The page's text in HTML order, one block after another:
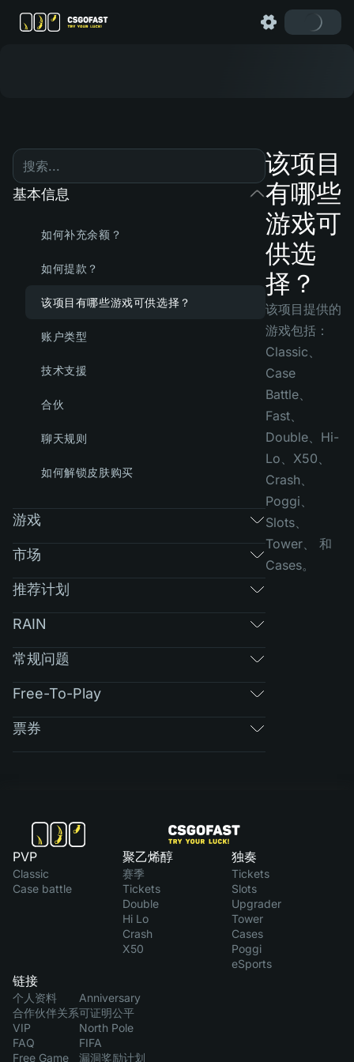
基本信息
如何补充余额？
如何提款？
该项目有哪些游戏可供选择？
账户类型
技术支援
合伙
聊天规则
如何解锁皮肤购买
游戏
市场
推荐计划
RAIN
常规问题
Free-To-Play
票券
该项目
有哪些
游戏可
供选
择？
该项目提供的
游戏包括：
Classic、
Case
Battle、
Fast、
Double、Hi-
Lo、X50、
Crash、
Poggi、
Slots、
Tower、 和
Cases。
PVP
Classic
Case battle
聚乙烯醇
赛季
Tickets
Double
Hi Lo
Crash
X50
独奏
Tickets
Slots
Upgrader
Tower
Cases
Poggi
eSports
链接
个人资料
合作伙伴关系
VIP
FAQ
Free Game
Anniversary
可证明公平
North Pole
FIFA
漏洞奖励计划